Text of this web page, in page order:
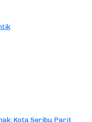
Kota Seribu Parit